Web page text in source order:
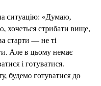
ситуацію: «Думаю,
хочеться стрибати вище,
старти — не ті
Але в цьому немає
і готуватися.
будемо готуватися до